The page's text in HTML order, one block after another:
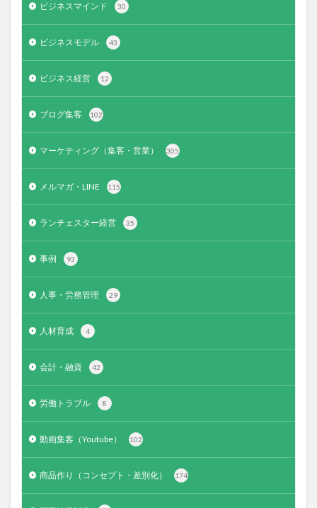
ビジネスマインド 30
ビジネスモデル 43
ビジネス経営 12
ブログ集客 102
マーケティング（集客・営業） 305
メルマガ・LINE 115
ランチェスター経営 35
事例 93
人事・労務管理 29
人材育成 4
会計・融資 42
労働トラブル 8
動画集客（Youtube） 102
商品作り（コンセプト・差別化） 174